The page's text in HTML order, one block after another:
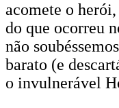
acomete o
do que ocorreu
não
barato (e
o invulnerável